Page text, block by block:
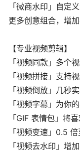
「微商水印」自定
更多创意组合，增
【专业视频剪辑】
「视频同款」多个
「视频拼接」支持
「视频倒放」几秒
「视频字幕」为你
「GIF 表情包」将
「视频变速」0.5
「视频去水印」增